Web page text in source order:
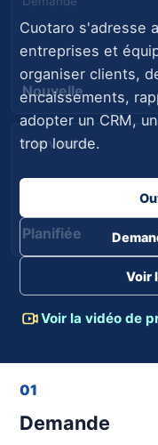
Nouvelle
Intervention
Planifiée
Cuotaro s'adresse
entreprises et
organiser clients,
encaissements,
adopter un CRM,
trop lourde.
Voir
Voir la vidéo de
01
Demande